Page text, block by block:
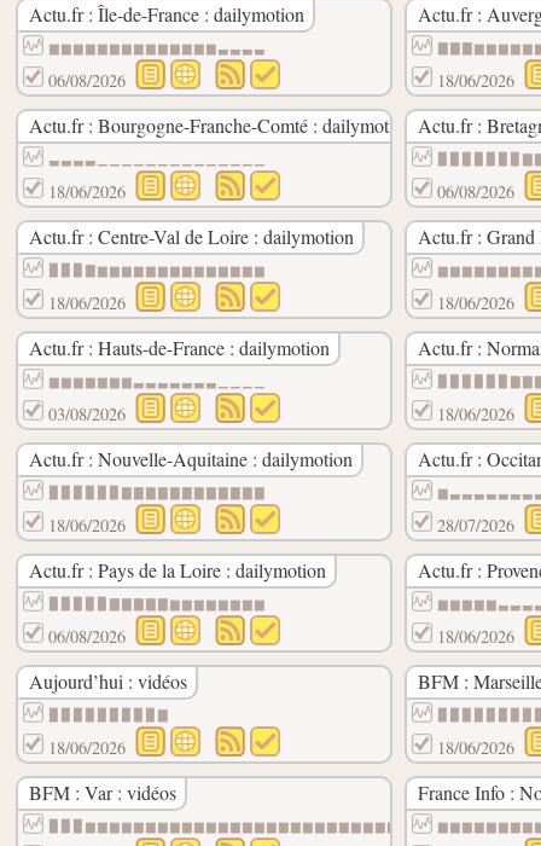
Actu.fr : Île-de-France : dailymotion
▆▆▆▆▆▆▆▆▆▆▆▆▆▆▃▃▃▃
06/08/2026
Actu.fr :
18/06/2026
Actu.fr : Bourgogne-Franche-Comté : dailymotion
▃▃▃▃▁▁▁▁▁▁▁▁▁▁▁▁▁▁
18/06/2026
Actu.fr :
06/08/2026
Actu.fr : Centre-Val de Loire : dailymotion
▉▉▉▇▆▆▆▆▆▆▆▆▆▆▆▆▆▆
18/06/2026
Actu.fr : Grand
18/06/2026
Actu.fr : Hauts-de-France : dailymotion
▆▆▆▆▆▆▆▃▃▃▃▃▃▃▁▁▁▁
03/08/2026
Actu.fr :
18/06/2026
Actu.fr : Nouvelle-Aquitaine : dailymotion
▉▉▉▉▉▉▇▇▇▇▇▇▇▇▇▇▇▇
18/06/2026
Actu.fr :
28/07/2026
Actu.fr : Pays de la Loire : dailymotion
▉▉▉▉▉▇▇▇▇▇▆▆▆▆▆▆▆▆
06/08/2026
Actu.fr :
18/06/2026
Aujourd’hui : vidéos
▉▉▉▉▉▉▉▉▉▇
18/06/2026
BFM :
18/06/2026
BFM : Var : vidéos
▉▉▉▆▆▆▆▆▆▆▆▆▆▆▆▆▆▆▆▆▆▆▆▆▆▆▆▆▆▆
France Info :